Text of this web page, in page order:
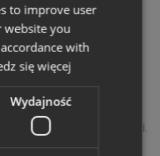
do#TeamZamst
lub stroną
błędy, masz pytanie o
problem dotyczący
skontaktuj się z nami.
to improve user
website you
with
się więcej
Wydajność